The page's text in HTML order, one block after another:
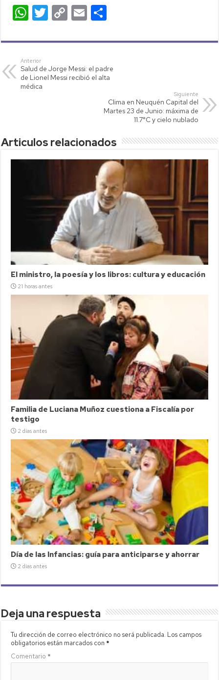
W
at
s
A
p
T
tt
C
p
Li
E
ail m
ar
Anterior
Salud de Jorge Messi: el padre
de Lionel Messi recibió el alta
médica
Siguiente
Clima en Neuquén Capital del
Martes 23 de Junio: máxima de
11.7°C y cielo nublado
Articulos relacionados
El ministro, la poesía y los libros: cultura y educación
21 horas antes
Familia de Luciana Muñoz cuestiona a Fiscalía por
testigo
2 días antes
Día de las Infancias: guía para anticiparse y ahorrar
2 días antes
Deja una respuesta
Tu dirección de correo electrónico no será publicada. Los campos
obligatorios están marcados con *
Comentario *